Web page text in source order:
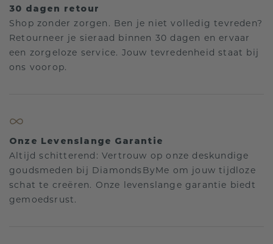
30 dagen retour
Shop zonder zorgen. Ben je niet volledig tevreden?
Retourneer je sieraad binnen 30 dagen en ervaar
een zorgeloze service. Jouw tevredenheid staat bij
ons voorop.
Onze Levenslange Garantie
Altijd schitterend: Vertrouw op onze deskundige
goudsmeden bij DiamondsByMe om jouw tijdloze
schat te creëren. Onze levenslange garantie biedt
gemoedsrust.